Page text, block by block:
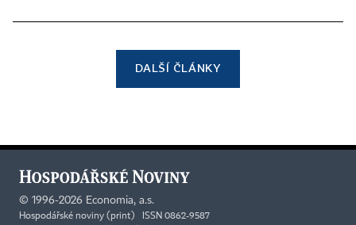
DALŠÍ ČLÁNKY
© 1996-2026 Economia, a.s.
Hospodářské noviny (print) ISSN 0862-9587